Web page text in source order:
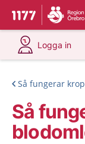
Till startsidan för
Du har
Logga in
på 1177.se
Så fungerar
Så